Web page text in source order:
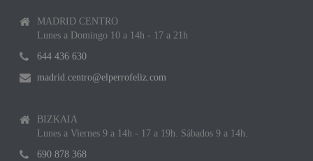
MADRID CENTRO
Lunes a Domingo 10 a 14h - 17 a 21h
644 436 630
madrid.centro@elperrofeliz.com
BIZKAIA
Lunes a Viernes 9 a 14h - 17 a 19h. Sábados 9 a 14h.
690 878 368